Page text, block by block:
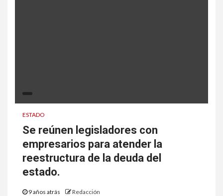
ESTADO
Se reúnen legisladores con
empresarios para atender la
reestructura de la deuda del
estado.
9 años atrás Redacción